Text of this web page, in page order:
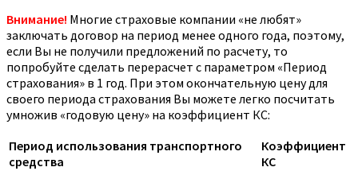
Внимание! Многие страховые компании «не любят»
заключать договор на период менее одного года, поэтому,
если Вы не получили предложений по расчету, то
попробуйте сделать перерасчет с параметром «Период
страхования» в 1 год. При этом окончательную цену для
своего периода страхования Вы можете легко посчитать
умножив «годовую цену» на коэффициент КС:
Период использования транспортного
средства
Коэффициент
КС